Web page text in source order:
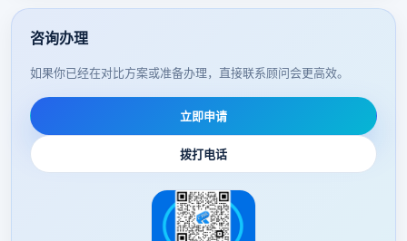
咨询办理
如果你已经在对比方案或准备办理，直接联系顾问会更高效。
立即申请
拨打电话